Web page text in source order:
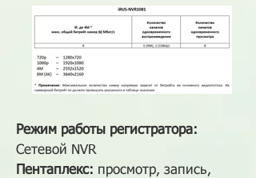
Режим работы регистратора:
Сетевой NVR
Пентаплекс: просмотр, запись,